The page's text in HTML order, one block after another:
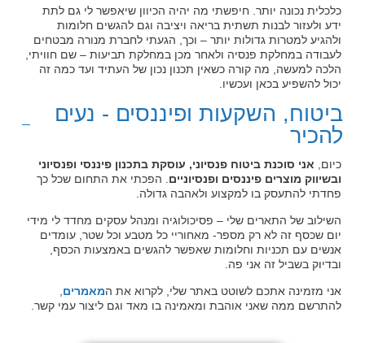
כלכלית נכונה יותר. חיפשתי מה יהיה הכיוון שיאפשר לי גם לתת
ידע ולעזור לבנות תשתית בריאה ויציבה וגם להגשים חלומות
ולהגיע למטרות גדולות יותר – וכך, הגעתי לחברת מנורה מבטחים
לעבודה במחלקת פנסיה ולאחר מכן במחלקת תביעות – שם חוויתי,
הלכה למעשה, מה קורה כשאין תכנון נכון של העתיד ועד כמה זה
יכול להשפיע בכאן ועכשיו.
ביטוח, השקעות ופיננסים - נעים
להכיר
כיום, אני סוכנת ביטוח פנסיוני, עוסקת בתכנון פיננסי ופנסיוני
ובשיווק מוצרים פיננסים ופנסיוניים . הפכתי את התחום שכל כך
פחדתי להתעסק בו למקצוע ולאהבה גדולה.
השילוב של התארים שלי – פסיכולוגיה ומנהל עסקים מחדד לי מידי
יום שכסף זה לא רק מספר- מאחוריי כל מטבע וכל שטר, עומדים
אנשים עם תכניות וחלומות שאפשר להגשים באמצעות הכסף,
ובדיוק בשביל זה אני פה.
אני מזמינה אתכם לשוטט באתר שלי, לקרוא את המאמרים
להתרשם ממה שאני אוהבת ומאמינה בו מאד וגם ליצור עמי קשר.